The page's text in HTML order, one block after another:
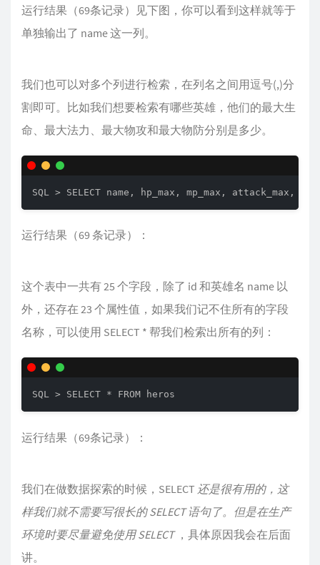
运行结果（69条记录）见下图，你可以看到这样就等于
单独输出了 name 这一列。
我们也可以对多个列进行检索，在列名之间用逗号(,)分
割即可。比如我们想要检索有哪些英雄，他们的最大生
命、最大法力、最大物攻和最大物防分别是多少。
SQL > SELECT name, hp_max, mp_max, attack_max,
运行结果（69 条记录）：
这个表中一共有 25 个字段，除了 id 和英雄名 name 以
外，还存在 23 个属性值，如果我们记不住所有的字段
名称，可以使用 SELECT * 帮我们检索出所有的列：
SQL > SELECT * FROM heros
运行结果（69条记录）：
我们在做数据探索的时候，SELECT 还是很有用的，这
样我们就不需要写很长的 SELECT 语句了。但是在生产
环境时要尽量避免使用 SELECT ，具体原因我会在后面
讲。